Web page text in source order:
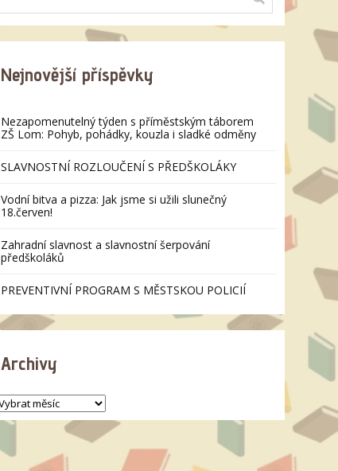
Nejnovější příspěvky
Nezapomenutelný týden s příměstským táborem
ZŠ Lom: Pohyb, pohádky, kouzla i sladké odměny
SLAVNOSTNÍ ROZLOUČENÍ S PŘEDŠKOLÁKY
Vodní bitva a pizza: Jak jsme si užili slunečný
18.červen!
Zahradní slavnost a slavnostní šerpování
předškoláků
PREVENTIVNÍ PROGRAM S MĚSTSKOU POLICIÍ
Archivy